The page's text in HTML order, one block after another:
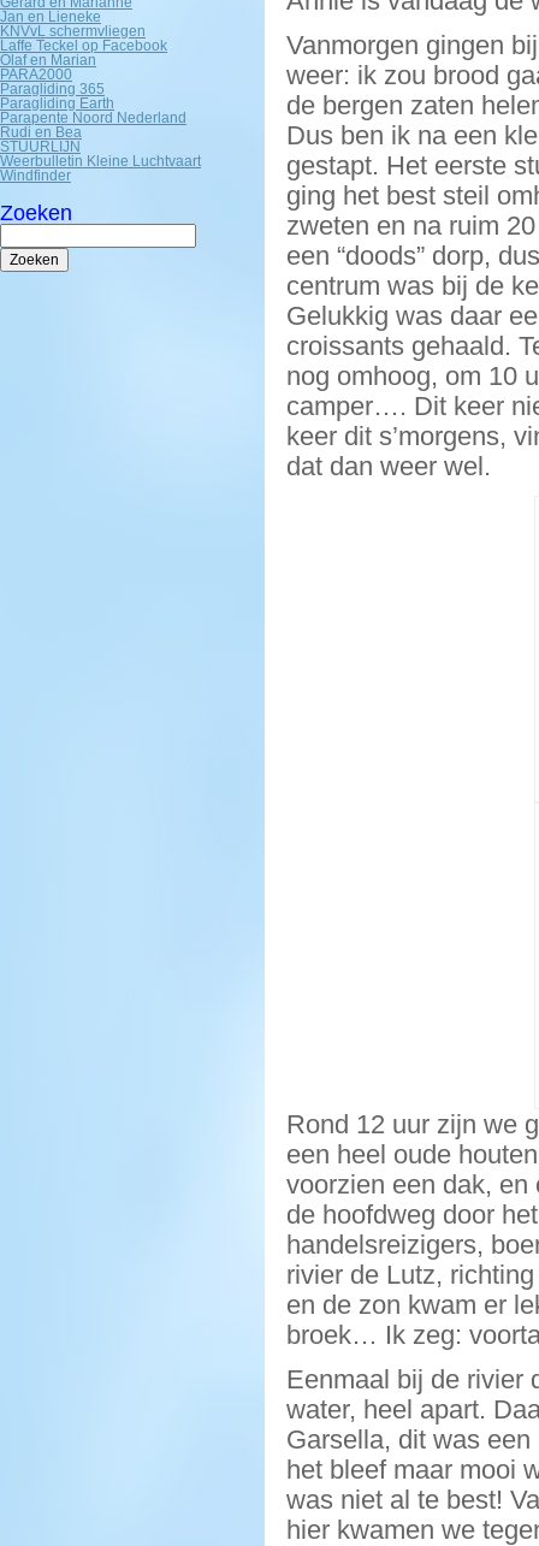
Jan en Lieneke
KNVvL schermvliegen
Laffe Teckel op Facebook
Olaf en Marian
PARA2000
Paragliding 365
Paragliding Earth
Parapente Noord Nederland
Rudi en Bea
STUURLIJN
Weerbulletin Kleine Luchtvaart
Windfinder
Zoeken
Zoeken
naar:
Vanmorgen gingen
weer: ik zou brood
de bergen zaten
Dus ben ik na een
gestapt. Het eerste
ging het best steil
zweten en na ruim
een “doods” dorp,
centrum was bij de
Gelukkig was daar
croissants gehaald.
nog omhoog, om 10
camper…. Dit keer
keer dit s’morgens,
dat dan weer wel.
Rond 12 uur zijn we
een heel oude
voorzien een dak, en
de hoofdweg door
handelsreizigers,
rivier de Lutz,
en de zon kwam er
broek… Ik zeg:
Eenmaal bij de rivier
water, heel apart.
Garsella, dit was
het bleef maar mooi
was niet al te best!
hier kwamen we